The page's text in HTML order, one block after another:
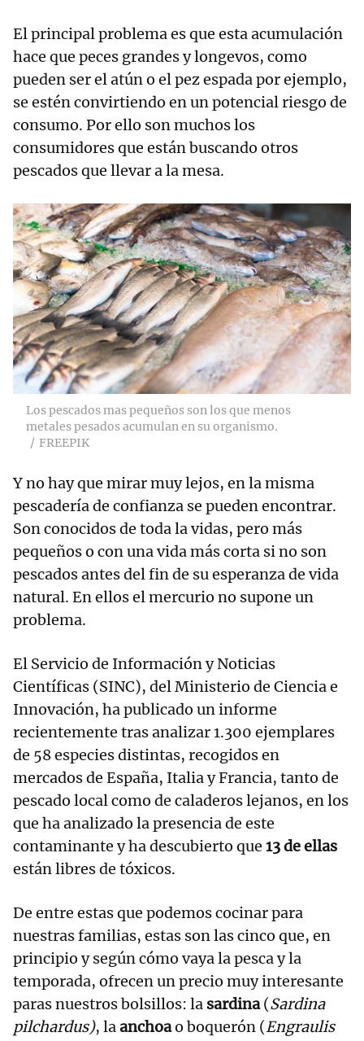
El principal problema es que esta acumulación
hace que peces grandes y longevos, como
pueden ser el atún o el pez espada por ejemplo,
se estén convirtiendo en un potencial riesgo de
consumo. Por ello son muchos los
consumidores que están buscando otros
pescados que llevar a la mesa.
Los pescados mas pequeños son los que menos
metales pesados acumulan en su organismo.
FREEPIK
Y no hay que mirar muy lejos, en la misma
pescadería de confianza se pueden encontrar.
Son conocidos de toda la vidas, pero más
pequeños o con una vida más corta si no son
pescados antes del fin de su esperanza de vida
natural. En ellos el mercurio no supone un
problema.
El Servicio de Información y Noticias
Científicas (SINC), del Ministerio de Ciencia e
Innovación, ha publicado un informe
recientemente tras analizar 1.300 ejemplares
de 58 especies distintas, recogidos en
mercados de España, Italia y Francia, tanto de
pescado local como de caladeros lejanos, en los
que ha analizado la presencia de este
contaminante y ha descubierto que 13 de ellas
están libres de tóxicos.
De entre estas que podemos cocinar para
nuestras familias, estas son las cinco que, en
principio y según cómo vaya la pesca y la
temporada, ofrecen un precio muy interesante
paras nuestros bolsillos: la sardina(Sardina
pilchardus), laanchoao boquerón (Engraulis